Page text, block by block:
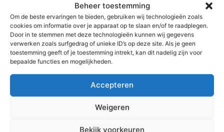
Beheer toestemming
Om de beste ervaringen te bieden, gebruiken wij technologieën zoals
cookies om informatie over je apparaat op te slaan en/of te raadplegen.
Door in te stemmen met deze technologieën kunnen wij gegevens
verwerken zoals surfgedrag of unieke ID’s op deze site. Als je geen
toestemming geeft of je toestemming intrekt, kan dit nadelig zijn voor
bepaalde functies en mogelijkheden.
Accepteren
Weigeren
Bekijk voorkeuren